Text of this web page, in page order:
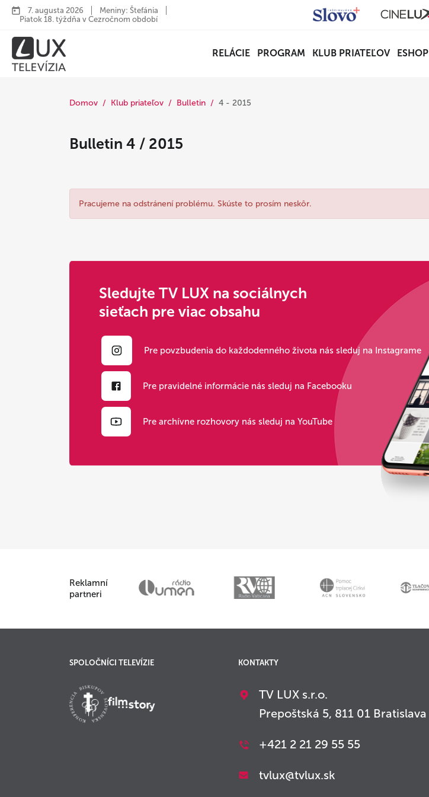
7. augusta 2026
Meniny: Štefánia
Piatok 18. týždňa v Cezročnom období
RELÁCIE PROGRAM KLUB PRIATEĽOV ESHOP
Domov Klub priateľov Bulletin 4 - 2015
Bulletin 4 / 2015
Pracujeme na odstránení problému. Skúste to prosím neskôr.
Sledujte TV LUX na sociálnych
sieťach pre viac obsahu
Pre povzbudenia do každodenného života nás sleduj na Instagrame
Pre pravidelné informácie nás sleduj na Facebooku
Pre archívne rozhovory nás sleduj na YouTube
Reklamní
partneri
SPOLOČNÍCI TELEVÍZIE KONTAKTY
TV LUX s.r.o.
Prepoštská 5, 811 01 Bratislava
+421 2 21 29 55 55
tvlux@tvlux.sk